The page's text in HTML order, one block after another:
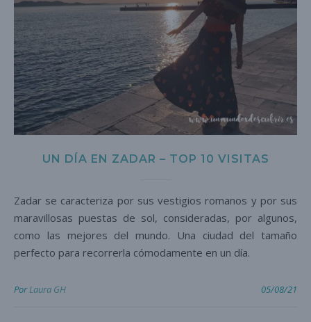
UN DÍA EN ZADAR – TOP 10 VISITAS
Zadar se caracteriza por sus vestigios romanos y por sus
maravillosas puestas de sol, consideradas, por algunos,
como las mejores del mundo. Una ciudad del tamaño
perfecto para recorrerla cómodamente en un día.
PorLaura GH 05/08/21